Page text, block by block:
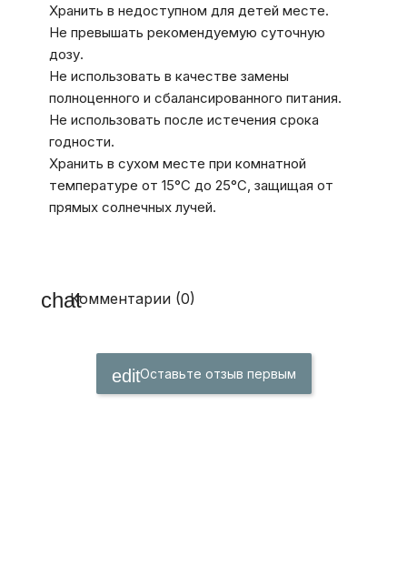
Хранить в недоступном для детей месте.
Не превышать рекомендуемую суточную
дозу.
Не использовать в качестве замены
полноценного и сбалансированного питания.
Не использовать после истечения срока
годности.
Хранить в сухом месте при комнатной
температуре от 15°C до 25°C, защищая от
прямых солнечных лучей.
Комментарии (0)
Оставьте отзыв первым